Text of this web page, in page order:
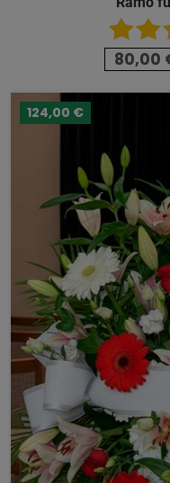
80,00
124,00 €